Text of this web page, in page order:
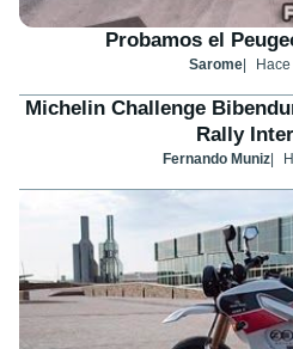
Probamos el
Sarome
Michelin Challenge
Rally
Fernando Muniz